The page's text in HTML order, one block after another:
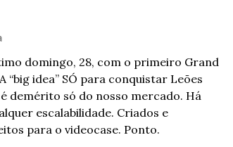
domingo, 28, com o primeiro Grand
idea” SÓ para conquistar Leões
demérito só do nosso mercado. Há
escalabilidade. Criados e
para o videocase. Ponto.